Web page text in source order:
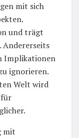
mit sich
und trägt
Implikationen
ignorieren.
Welt wird
für
mit